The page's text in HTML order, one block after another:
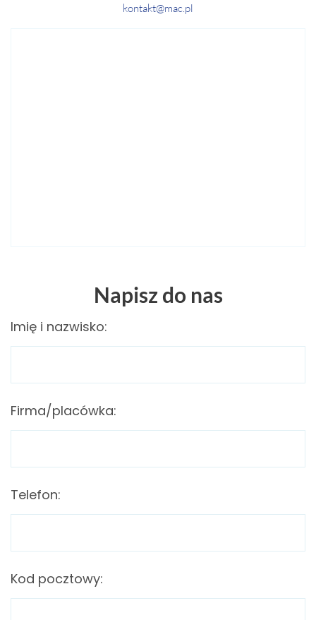
kontakt@mac.pl
Napisz do nas
Imię i nazwisko:
Firma/placówka:
Telefon:
Kod pocztowy: